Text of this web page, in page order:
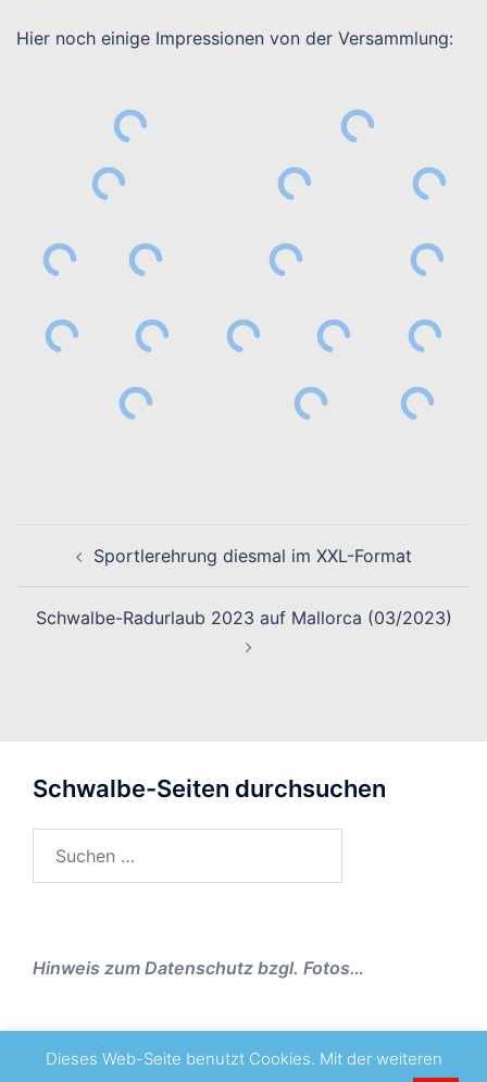
Hier noch einige Impressionen von der Versammlung:
Sportlerehrung diesmal im XXL-Format
Schwalbe-Radurlaub 2023 auf Mallorca (03/2023)
Schwalbe-Seiten durchsuchen
Hinweis zum Datenschutz bzgl. Fotos…
Dieses Web-Seite benutzt Cookies. Mit der weiteren